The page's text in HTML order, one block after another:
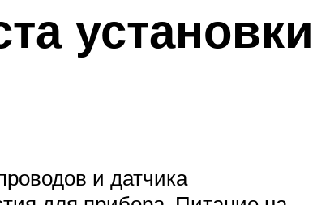
установки
и датчика